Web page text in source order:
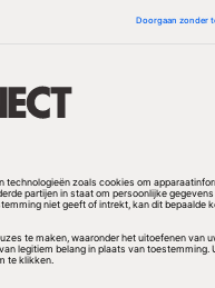
hebben moeite
richting de negen
Staten. ‘Het
opschalen van
met ons eigen
voor